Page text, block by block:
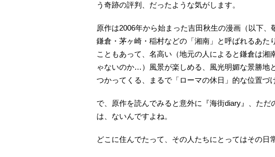
う奇跡の評判、だったような気がします。
原作は2006年から始まった吉田秋生の漫画（以下、
鎌倉・茅ヶ崎・稲村などの「湘南」と呼ばれるあた
こともあって、名高い（地元の人によると鎌倉は湘
ゃないのか…）風景が楽しめる、風光明媚な景勝地
つかってくる、まるで「ローマの休日」的な位置づ
で、原作を読んでみると意外に『海街diary』、た
は、ないんですよね。
どこに住んでたって、その人たちにとってはその日